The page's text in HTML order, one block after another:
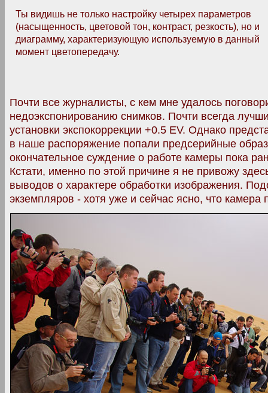
Ты видишь не только настройку четырех параметров
(насыщенность, цветовой тон, контраст, резкость), но и
диаграмму, характеризующую используемую в данный
момент цветопередачу.
Почти все журналисты, с кем мне удалось
недоэкспонированию снимков. Почти всегда
установки экспокоррекции +0.5 EV. Однако
в наше распоряжение попали предсерийные
окончательное суждение о работе камеры пока
Кстати, именно по этой причине я не привожу
выводов о характере обработки изображения.
экземпляров - хотя уже и сейчас ясно, что камера